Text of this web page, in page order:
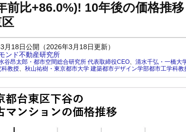
前比+86.0%)! 10年後の価格推
月18日公開（2026年3月18日更新）
ンド不動産研究所
谷昂太郎・都市空間総合研究所 代表取締役CEO、 清水千弘・一橋大
科教授、 秋山祐樹・東京都市大学 建築都市デザイン学部都市工学科教